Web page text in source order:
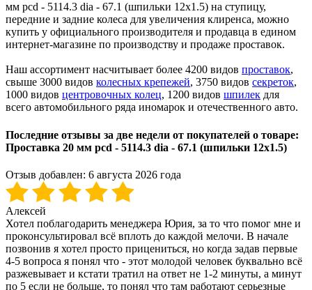
мм pcd - 5114.3 dia - 67.1 (шпильки 12x1.5) на ступицу,
передние и задние колеса для увеличения клиренса, можно
купить у официального производителя и продавца в едином
интернет-магазине по производству и продаже проставок.
Наш ассортимент насчитывает более 4200 видов проставок,
свыше 3000 видов колесных крепежей, 3750 видов секреток,
1000 видов центровочных колец, 1200 видов шпилек для
всего автомобильного ряда иномарок и отечественного авто.
Последние отзывы за две недели от покупателей о товаре:
Проставка 20 мм pcd - 5114.3 dia - 67.1 (шпильки 12x1.5)
Отзыв добавлен: 6 августа 2026 года
Алексей
Хотел поблагодарить менеджера Юрия, за то что помог мне и
проконсультировал всё вплоть до каждой мелочи. В начале
позвонив я хотел просто прицениться, но когда задав первые
4-5 вопроса я понял что - этот молодой человек буквально всё
разжевывает и кстати тратил на ответ не 1-2 минуты, а минут
по 5 если не больше, то понял что там работают серьезные